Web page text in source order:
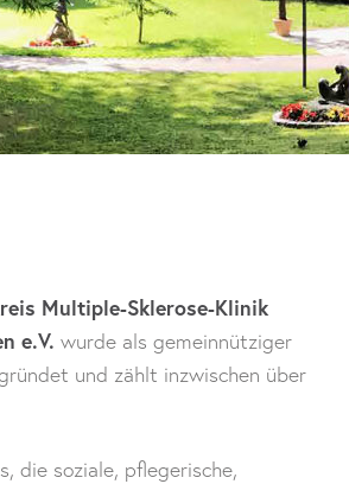
Multiple-Sklerose-Klinik
e.V. wurde als gemeinnütziger
und zählt inzwischen über
die soziale, pflegerische,